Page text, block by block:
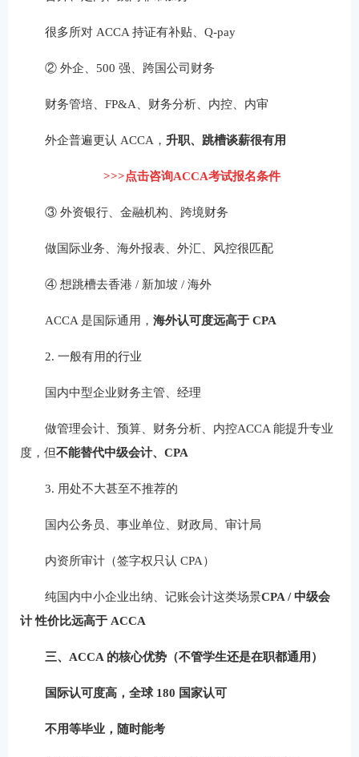
很多所对 ACCA 持证有补贴、Q-pay
② 外企、500 强、跨国公司财务
财务管培、FP&A、财务分析、内控、内审
外企普遍更认 ACCA， 升职、跳槽谈薪很有用
>>>点击咨询ACCA考试报名条件
③ 外资银行、金融机构、跨境财务
做国际业务、海外报表、外汇、风控很匹配
④ 想跳槽去香港 / 新加坡 / 海外
ACCA 是国际通用， 海外认可度远高于 CPA
2. 一般有用的行业
国内中型企业财务主管、经理
做管理会计、预算、财务分析、内控ACCA 能提升专业
度，但不能替代中级会计、CPA
3. 用处不大甚至不推荐的
国内公务员、事业单位、财政局、审计局
内资所审计（签字权只认 CPA）
纯国内中小企业出纳、记账会计这类场景CPA / 中级会
计 性价比远高于 ACCA
三、ACCA 的核心优势（不管学生还是在职都通用）
国际认可度高，全球 180 国家认可
不用等毕业，随时能考